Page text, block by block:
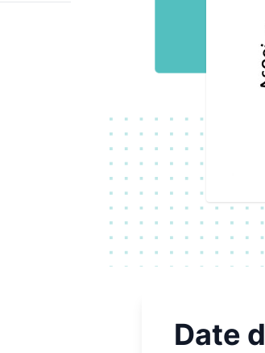
Date